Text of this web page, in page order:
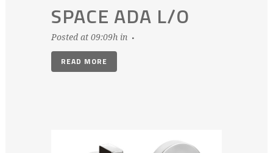
SPACE ADA L/O
Posted at 09:09h in
READ MORE